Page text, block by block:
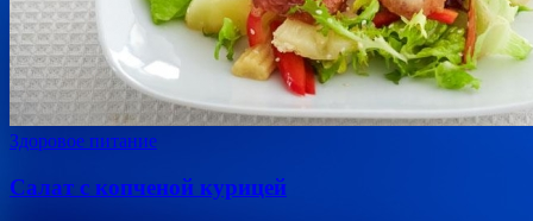
Здоровое питание
Салат с копченой курицей